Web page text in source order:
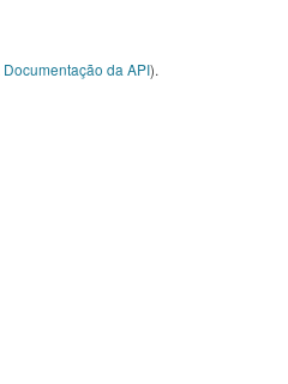
Documentação da API).